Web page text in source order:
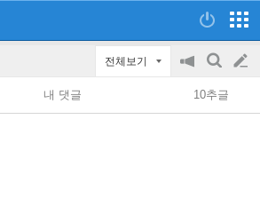
전체보기
공
지
on/off
검
색
글
쓰
내 댓글 10추글